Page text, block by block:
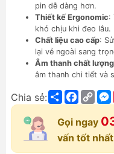
pin dễ dàng hơn.
Thiết kế Ergonomic:
khó chịu khi đeo lâu.
Chất liệu cao cấp:
lại vẻ ngoài sang
Âm thanh chất
âm thanh chi tiết và
Chia sẻ: Share
Link
Gọi ngay
vấn tốt